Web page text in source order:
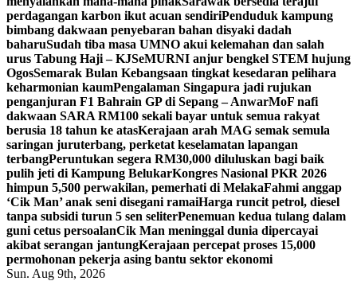
perdagangan karbon ikut acuan sendiriPenduduk kampung
bimbang dakwaan penyebaran bahan disyaki dadah
baharuSudah tiba masa UMNO akui kelemahan dan salah
urus Tabung Haji – KJSeMURNI anjur bengkel STEM hujung
OgosSemarak Bulan Kebangsaan tingkat kesedaran pelihara
keharmonian kaumPengalaman Singapura jadi rujukan
penganjuran F1 Bahrain GP di Sepang – AnwarMoF nafi
dakwaan SARA RM100 sekali bayar untuk semua rakyat
berusia 18 tahun ke atasKerajaan arah MAG semak semula
saringan juruterbang, perketat keselamatan lapangan
terbangPeruntukan segera RM30,000 diluluskan bagi baik
pulih jeti di Kampung BelukarKongres Nasional PKR 2026
himpun 5,500 perwakilan, pemerhati di MelakaFahmi anggap
‘Cik Man’ anak seni disegani ramaiHarga runcit petrol, diesel
tanpa subsidi turun 5 sen seliterPenemuan kedua tulang dalam
guni cetus persoalanCik Man meninggal dunia dipercayai
akibat serangan jantungKerajaan percepat proses 15,000
permohonan pekerja asing bantu sektor ekonomi
Sun. Aug 9th, 2026